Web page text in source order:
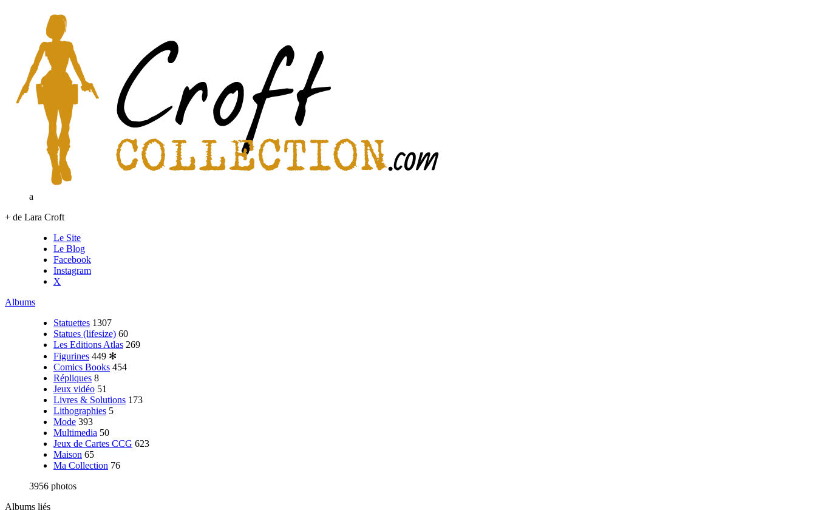
a
+ de Lara Croft
Le Site
Le Blog
Facebook
Instagram
X
Albums
Statuettes 1307
Statues (lifesize) 60
Les Editions Atlas 269
Figurines 449 ✻
Comics Books 454
Répliques 8
Jeux vidéo 51
Livres & Solutions 173
Lithographies 5
Mode 393
Multimedia 50
Jeux de Cartes CCG 623
Maison 65
Ma Collection 76
3956 photos
Albums liés